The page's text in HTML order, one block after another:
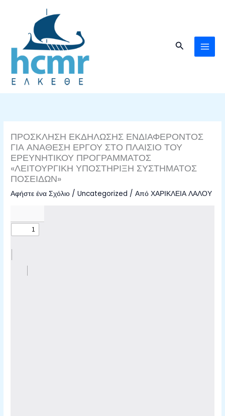
περιεχόμενο
Αναζήτηση
ΠΡΟΣΚΛΗΣΗ ΕΚΔΗΛΩΣΗΣ ΕΝΔΙΑΦΕΡΟΝΤΟΣ
ΓΙΑ ΑΝΑΘΕΣΗ ΕΡΓΟΥ ΣΤΟ ΠΛΑΙΣΙΟ ΤΟΥ
ΕΡΕΥΝΗΤΙΚΟΥ ΠΡΟΓΡΑΜΜΑΤΟΣ
«ΛΕΙΤΟΥΡΓΙΚΗ ΥΠΟΣΤΗΡΙΞΗ ΣΥΣΤΗΜΑΤΟΣ
ΠΟΣΕΙΔΩΝ»
Αφήστε ένα Σχόλιο /Uncategorized / ΑπόΧΑΡΙΚΛΕΙΑ ΛΑΛΟΥ